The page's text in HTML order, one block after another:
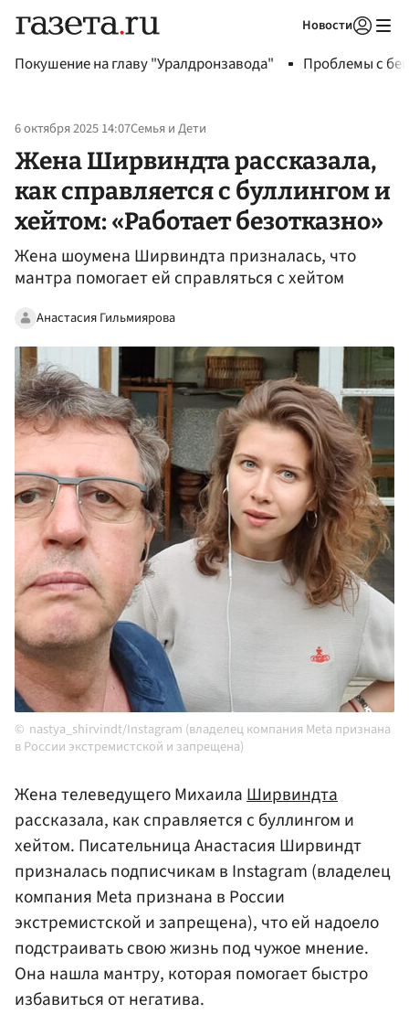
Новости
Покушение на главу "Уралдронзавода" Проблемы с
6 октября 2025 14:07Семья и Дети
Жена Ширвиндта рассказала,
как справляется с буллингом и
хейтом: «Работает безотказно»
Жена шоумена Ширвиндта призналась, что
мантра помогает ей справляться с хейтом
Анастасия Гильмиярова
nastya_shirvindt/Instagram (владелец компания Meta признана
в России экстремистской и запрещена)
Жена телеведущего МихаилаШирвиндта
рассказала, как справляется с буллингом и
хейтом. Писательница Анастасия Ширвиндт
призналась подписчикам в Instagram (владелец
компания Meta признана в России
экстремистской и запрещена), что ей надоело
подстраивать свою жизнь под чужое мнение.
Она нашла мантру, которая помогает быстро
избавиться от негатива.